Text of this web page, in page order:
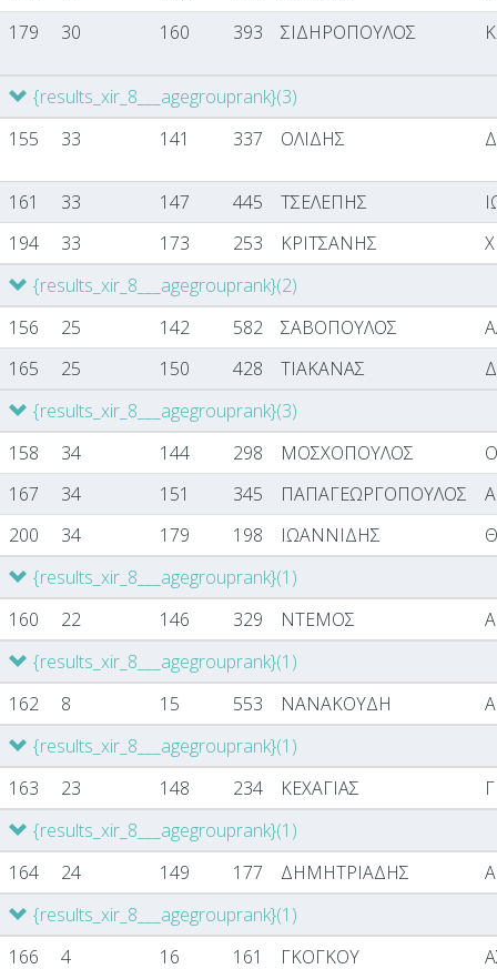
179
30 160 393 ΣΙΔΗΡΟΠΟΥΛΟΣ
{results_xir_8___agegrouprank}(3)
155
33 141 337 ΟΛΙΔΗΣ
161 33 147 445 ΤΣΕΛΕΠΗΣ
194
33 173 253 ΚΡΙΤΣΑΝΗΣ
{results_xir_8___agegrouprank}(2)
156
25 142 582 ΣΑΒΟΠΟΥΛΟΣ
165
25 150 428 ΤΙΑΚΑΝΑΣ
{results_xir_8___agegrouprank}(3)
158
34 144 298 ΜΟΣΧΟΠΟΥΛΟΣ
167
34 151 345 ΠΑΠΑΓΕΩΡΓΟΠΟΥΛΟΣ
200
34 179 198 ΙΩΑΝΝΙΔΗΣ
{results_xir_8___agegrouprank}(1)
160
22 146 329 ΝΤΕΜΟΣ
{results_xir_8___agegrouprank}(1)
162
8 15 553 ΝΑΝΑΚΟΥΔΗ
{results_xir_8___agegrouprank}(1)
163
23 148 234 ΚΕΧΑΓΙΑΣ
{results_xir_8___agegrouprank}(1)
164
24 149 177 ΔΗΜΗΤΡΙΑΔΗΣ
{results_xir_8___agegrouprank}(1)
166
4 16 161 ΓΚΟΓΚΟΥ